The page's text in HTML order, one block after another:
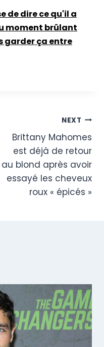
de dire ce qu'il a
moment brûlant
garder ça entre
NEXT
Brittany Mahomes
est déjà de retour
au blond après avoir
essayé les cheveux
roux « épicés »